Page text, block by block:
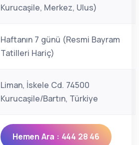
Kurucaşile, Merkez, Ulus)
Haftanın 7 günü (Resmi Bayram
Tatilleri Hariç)
Liman, İskele Cd. 74500
Kurucaşile/Bartın, Türkiye
Hemen Ara : 444 28 46